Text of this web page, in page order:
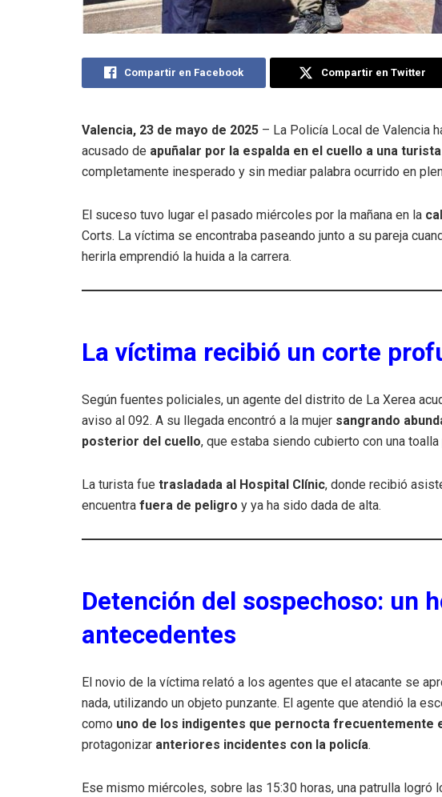
Compartir en Facebook Compartir en Twitter
Valencia, 23 de mayo de 2025 – La Policía Local de Valencia
acusado de apuñalar por la espalda en el cuello a una
completamente inesperado y sin mediar palabra ocurrido en
El suceso tuvo lugar el pasado miércoles por la mañana en la
Corts. La víctima se encontraba paseando junto a su pareja
herirla emprendió la huida a la carrera.
La víctima recibió un corte
Según fuentes policiales, un agente del distrito de La Xerea
aviso al 092. A su llegada encontró a la mujer sangrando
posterior del cuello, que estaba siendo cubierto con una
La turista fue trasladada al Hospital Clínic, donde recibió
encuentra fuera de peligro y ya ha sido dada de alta.
Detención del sospechoso: un
antecedentes
El novio de la víctima relató a los agentes que el atacante se
nada, utilizando un objeto punzante. El agente que atendió la
como uno de los indigentes que pernocta frecuentemente
protagonizar anteriores incidentes con la policía.
Ese mismo miércoles, sobre las 15:30 horas, una patrulla logró